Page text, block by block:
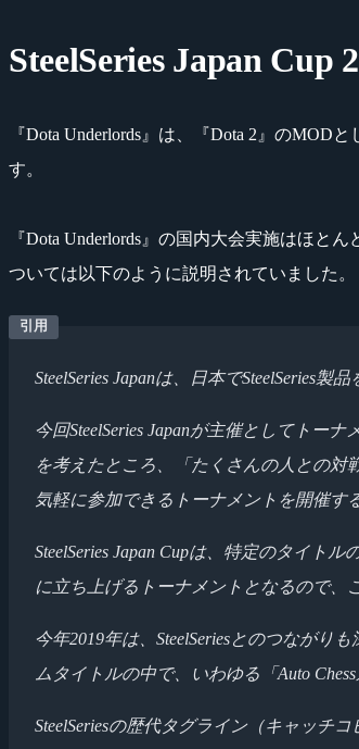
SteelSeries Japan Cup
『Dota Underlords』は、『Dota 2』のMOD
す。
『Dota Underlords』の国内大会実施はほと
ついては以下のように説明されていました。
SteelSeries Japanは、日本でSteelSeries
今回SteelSeries Japanが主催としてトー
を考えたところ、「たくさんの人との対
気軽に参加できるトーナメントを開催す
SteelSeries Japan Cupは、特定のタイト
に立ち上げるトーナメントとなるので、
今年2019年は、SteelSeriesとのつながり
ムタイトルの中で、いわゆる「Auto
SteelSeriesの歴代タグライン（キャッチ